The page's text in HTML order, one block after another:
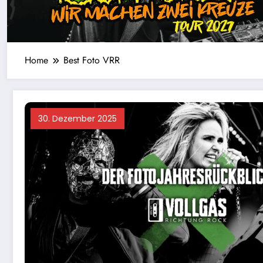
Home Best Foto VRR
30. Dezember 2025